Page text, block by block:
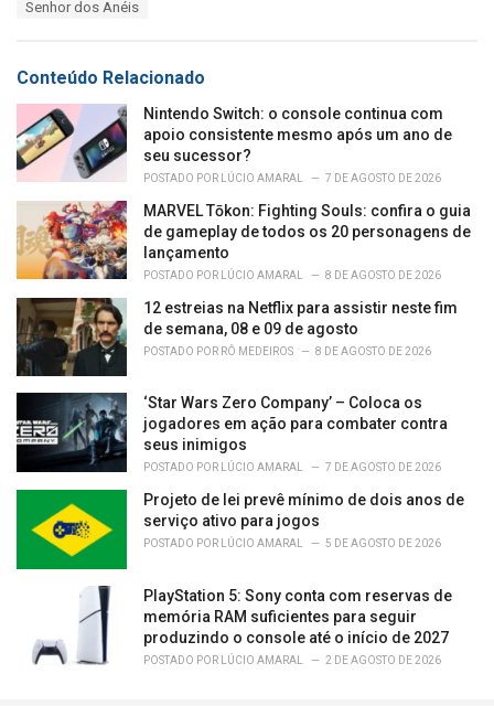
e
Senhor dos Anéis
Conteúdo Relacionado
Nintendo Switch: o console continua com
apoio consistente mesmo após um ano de
seu sucessor?
POSTADO POR LÚCIO AMARAL 7 DE AGOSTO DE 2026
MARVEL Tōkon: Fighting Souls: confira o guia
de gameplay de todos os 20 personagens de
lançamento
POSTADO POR LÚCIO AMARAL 8 DE AGOSTO DE 2026
12 estreias na Netflix para assistir neste fim
de semana, 08 e 09 de agosto
POSTADO POR RÔ MEDEIROS 8 DE AGOSTO DE 2026
‘Star Wars Zero Company’ – Coloca os
jogadores em ação para combater contra
seus inimigos
POSTADO POR LÚCIO AMARAL 7 DE AGOSTO DE 2026
Projeto de lei prevê mínimo de dois anos de
serviço ativo para jogos
POSTADO POR LÚCIO AMARAL 5 DE AGOSTO DE 2026
PlayStation 5: Sony conta com reservas de
memória RAM suficientes para seguir
produzindo o console até o início de 2027
POSTADO POR LÚCIO AMARAL 2 DE AGOSTO DE 2026